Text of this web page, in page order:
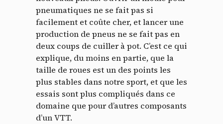
pneumatiques ne se fait pas si
facilement et coûte cher, et lancer une
production de pneus ne se fait pas en
deux coups de cuiller à pot. C’est ce qui
explique, du moins en partie, que la
taille de roues est un des points les
plus stables dans notre sport, et que les
essais sont plus compliqués dans ce
domaine que pour d’autres composants
d’un VTT.